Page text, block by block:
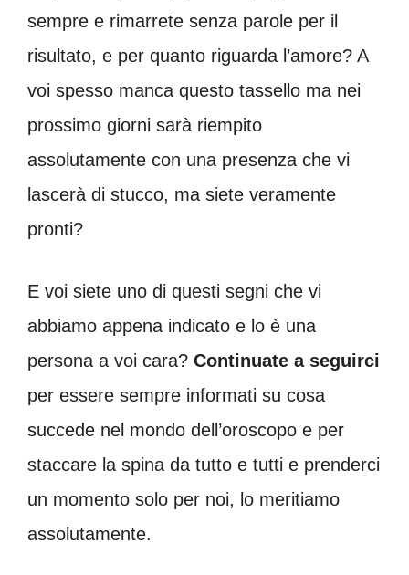
sempre e rimarrete senza parole per il
risultato, e per quanto riguarda l’amore? A
voi spesso manca questo tassello ma nei
prossimo giorni sarà riempito
assolutamente con una presenza che vi
lascerà di stucco, ma siete veramente
pronti?
E voi siete uno di questi segni che vi
abbiamo appena indicato e lo è una
persona a voi cara? Continuate a seguirci
per essere sempre informati su cosa
succede nel mondo dell’oroscopo e per
staccare la spina da tutto e tutti e prenderci
un momento solo per noi, lo meritiamo
assolutamente.